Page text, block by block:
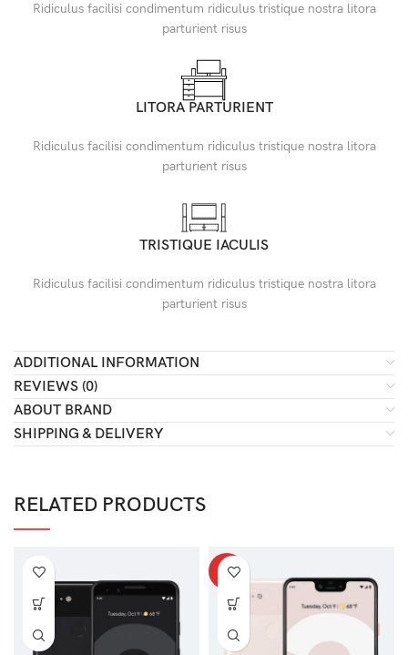
Ridiculus facilisi condimentum ridiculus tristique nostra litora
parturient risus
LITORA PARTURIENT
Ridiculus facilisi condimentum ridiculus tristique nostra litora
parturient risus
TRISTIQUE IACULIS
Ridiculus facilisi condimentum ridiculus tristique nostra litora
parturient risus
ADDITIONAL INFORMATION
REVIEWS (0)
ABOUT BRAND
SHIPPING & DELIVERY
RELATED PRODUCTS
HOT